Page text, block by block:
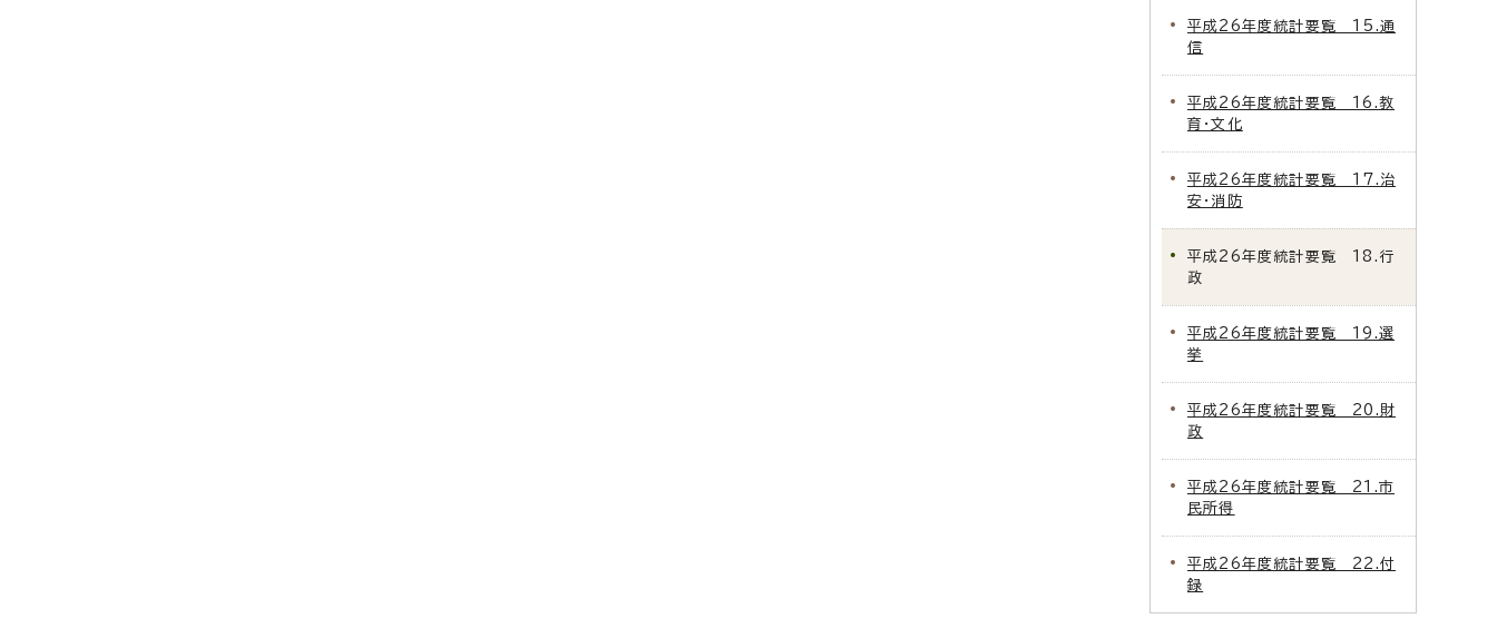
平成26年度統計要覧 15.通
信
平成26年度統計要覧 16.教
育・文化
平成26年度統計要覧 17.治
安・消防
平成26年度統計要覧 18.行
政
平成26年度統計要覧 19.選
挙
平成26年度統計要覧 20.財
政
平成26年度統計要覧 21.市
民所得
平成26年度統計要覧 22.付
録